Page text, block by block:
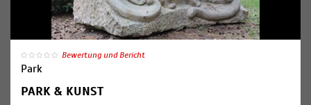
Bewertung und Bericht
Park
PARK & KUNST